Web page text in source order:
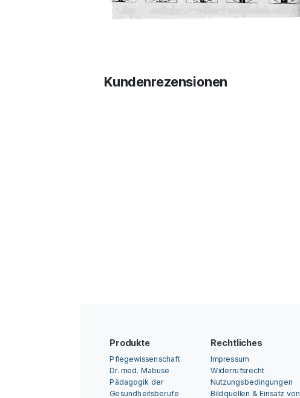
Kundenrezensionen
Produkte
Pflegewissenschaft
Dr. med. Mabuse
Pädagogik der
Gesundheitsberufe
Rechtliches
Impressum
Widerrufsrecht
Nutzungsbedingungen
Bildquellen & Einsatz von